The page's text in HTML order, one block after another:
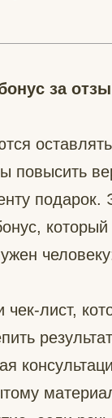
за
повысить
подарок.
который
чек-лист,